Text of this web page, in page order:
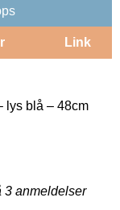
Link
lys blå – 48cm
3 anmeldelser